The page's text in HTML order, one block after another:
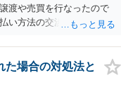
渡や売買を行なったので
い方法の交渉をしていく
た場合の対処法と